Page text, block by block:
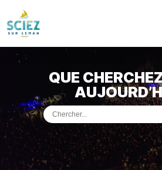
ACCUEIL
VOTREMAIRIE
VIEPRATIQUE
QUE